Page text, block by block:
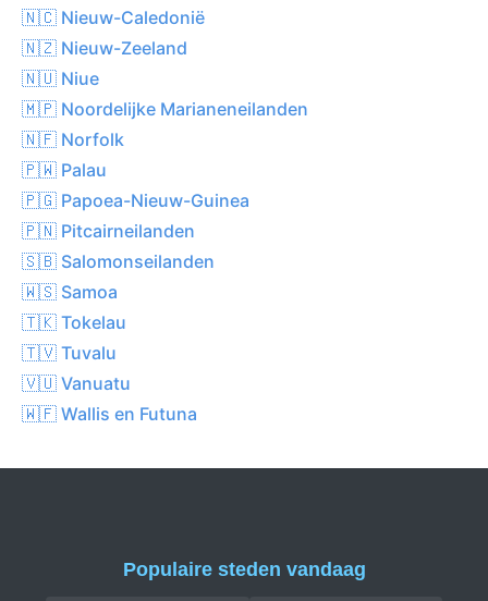
🇳🇨 Nieuw-Caledonië
🇳🇿 Nieuw-Zeeland
🇳🇺 Niue
🇲🇵 Noordelijke Marianeneilanden
🇳🇫 Norfolk
🇵🇼 Palau
🇵🇬 Papoea-Nieuw-Guinea
🇵🇳 Pitcairneilanden
🇸🇧 Salomonseilanden
🇼🇸 Samoa
🇹🇰 Tokelau
🇹🇻 Tuvalu
🇻🇺 Vanuatu
🇼🇫 Wallis en Futuna
Populaire steden vandaag